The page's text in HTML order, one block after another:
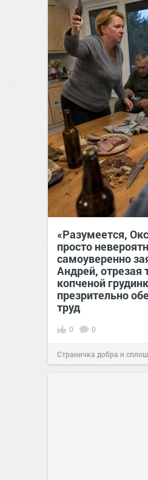
«Разумеется,
просто
самоуверенно
Андрей, отрезая
копченой
презрительно
труд
0 0
Страничка добра и